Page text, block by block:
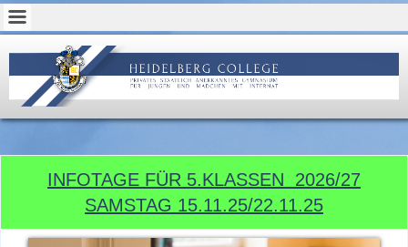
INFOTAGE FÜR 5.KLASSEN 2026/27
SAMSTAG 15.11.25/22.11.25